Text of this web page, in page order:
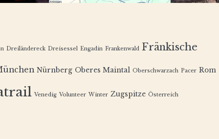
Dreiländereck Dreisessel Engadin Frankenwald Fränkische
Nürnberg Oberes Maintal Oberschwarzach Pacer Rom
Venedig Volunteer Winter Zugspitze Österreich